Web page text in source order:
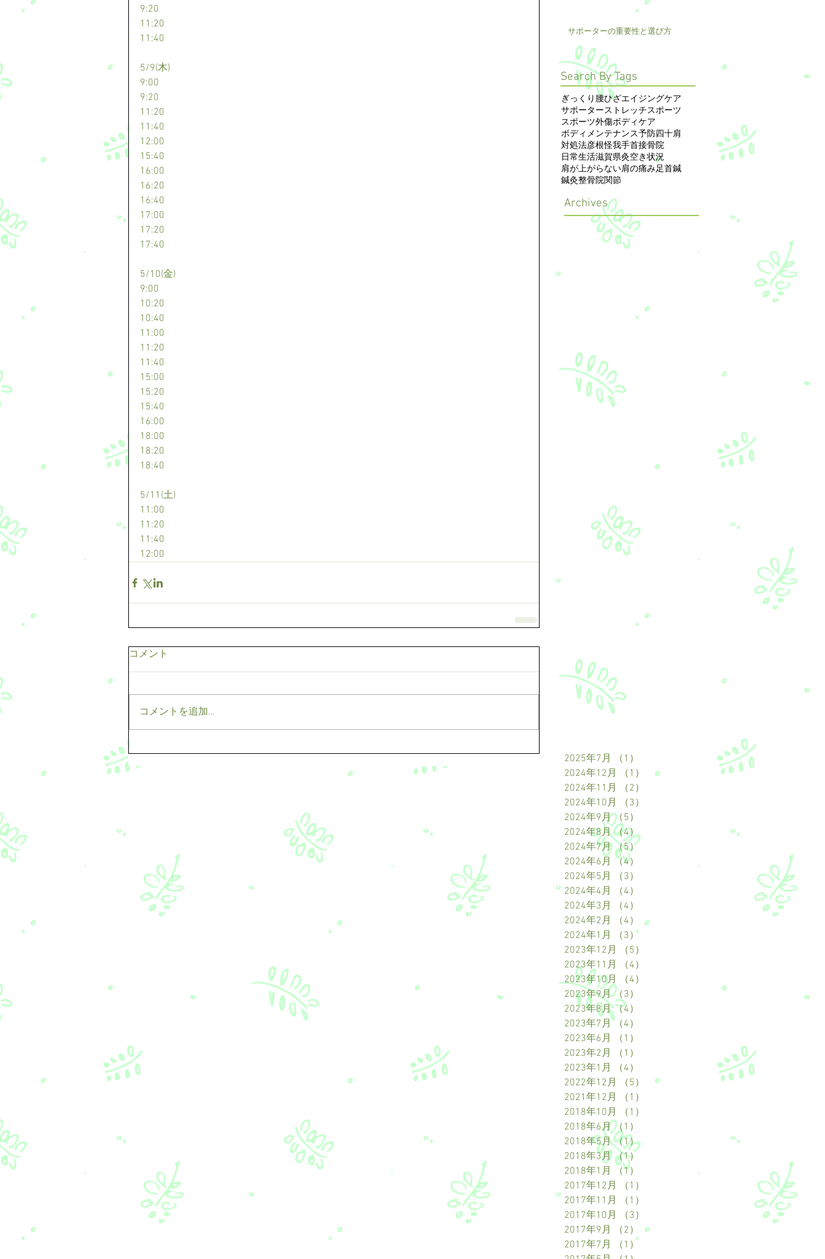
9:20
11:20
11:40
5/9(木)
9:00
9:20
11:20
11:40
12:00
15:40
16:00
16:20
16:40
17:00
17:20
17:40
5/10(金)
9:00
10:20
10:40
11:00
11:20
11:40
15:00
15:20
15:40
16:00
18:00
18:20
18:40
5/11(土)
11:00
11:20
11:40
12:00
コメント
コメントを追加…
サポーターの重要性と選び方
Search By Tags
ぎっくり腰ひざエイジングケア
サポーターストレッチスポーツ
スポーツ外傷ボディケア
ボディメンテナンス予防四十肩
対処法彦根怪我手首接骨院
日常生活滋賀県灸空き状況
肩が上がらない肩の痛み足首鍼
鍼灸整骨院関節
Archives
2025年7月 （1）
2024年12月
（1）
1件の記事
2024年11月
（2）
2024年10月
（3）
2024年9月 （5）
2024年8月 （4）4件の記事
2024年7月 （5）
2024年6月 （4）
2024年5月
（3）
2024年4月
（4）
2024年3月
（4）
2024年2月
（4）
4件の記事
2024年1月
（3）
2023年12月
（5）
2023年11月
（4）
2023年10月
（4）
2023年9月 （3）
2023年8月 （4）
2023年7月 （4）
2023年6月
（1）
2023年2月
（1）
2023年1月
（4）
2022年12月
（5）
5件の記事
2021年12月
（1）
2018年10月
（1）
2018年6月 （1）
2018年5月 （1）1件の記事
2018年3月 （1）
2018年1月
（1）
2017年12月
（1）
2017年11月
（1）
2017年10月
（3）
2017年9月
（2）
2件の記事
2017年7月
（1）